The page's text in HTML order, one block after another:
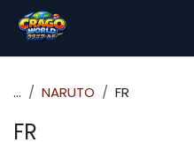
Se rendre au contenu
... NARUTO FR
FR